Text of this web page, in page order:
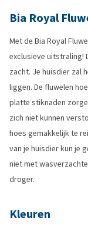
Bia Royal
Met de Bia Royal
exclusieve uitstraling!
zacht. Je huisdier zal
liggen. De fluwelen
platte stiknaden
zich niet kunnen
hoes gemakkelijk te
van je huisdier kun je
niet met
droger.
Kleuren